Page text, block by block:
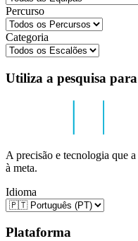
Percurso
Categoria
Utiliza a pesquisa
A precisão e tecnologia que
à meta.
Idioma
Plataforma